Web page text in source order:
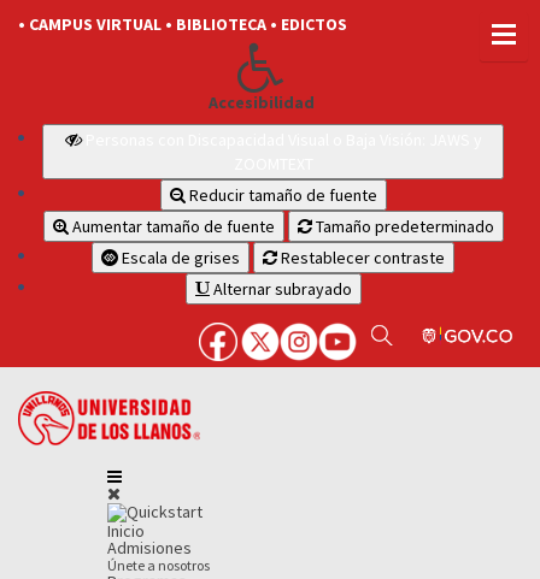
• CAMPUS VIRTUAL • BIBLIOTECA • EDICTOS
Accesibilidad
Reducir tamaño de fuente
Aumentar tamaño de fuente
Tamaño predeterminado
Escala de grises
Restablecer contraste
Alternar subrayado
Inicio
Admisiones
Únete a nosotros